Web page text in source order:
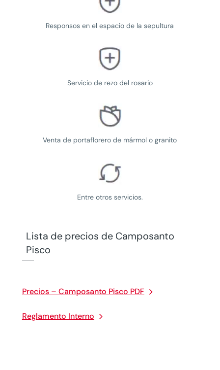
Responsos en el espacio de la sepultura
Servicio de rezo del rosario
Venta de portaflorero de mármol o granito
Entre otros servicios.
Lista de precios de Camposanto
Pisco
Precios – Camposanto Pisco PDF
Reglamento Interno